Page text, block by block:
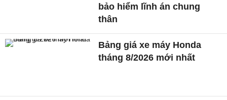
bảo hiểm lĩnh án chung
thân
Bảng giá xe máy Honda
tháng 8/2026 mới nhất